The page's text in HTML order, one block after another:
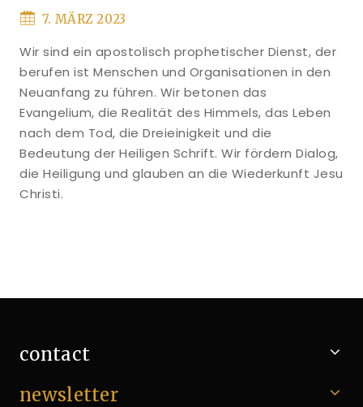
7. MÄRZ 2023
Wir sind ein apostolisch prophetischer Dienst, der
berufen ist Menschen und Organisationen in den
Neuanfang zu führen. Wir betonen das
Evangelium, die Realität des Himmels, das Leben
nach dem Tod, die Dreieinigkeit und die
Bedeutung der Heiligen Schrift. Wir fördern Dialog,
die Heiligung und glauben an die Wiederkunft Jesu
Christi.
contact
newsletter